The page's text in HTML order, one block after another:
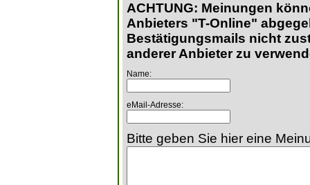
ACHTUNG: Meinungen
Anbieters "T-Online"
Bestätigungsmails nicht
anderer Anbieter zu
Name:
eMail-Adresse:
Bitte geben Sie hier eine